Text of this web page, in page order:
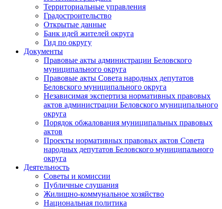
Территориальные управления
Градостроительство
Открытые данные
Банк идей жителей округа
Гид по округу
Документы
Правовые акты администрации Беловского
муниципального округа
Правовые акты Совета народных депутатов
Беловского муниципального округа
Независимая экспертиза нормативных правовых
актов администрации Беловского муниципального
округа
Порядок обжалования муниципальных правовых
актов
Проекты нормативных правовых актов Совета
народных депутатов Беловского муниципального
округа
Деятельность
Советы и комиссии
Публичные слушания
Жилищно-коммунальное хозяйство
Национальная политика